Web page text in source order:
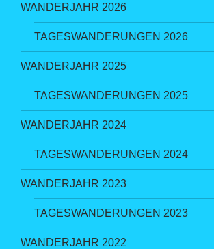
WANDERJAHR 2026
TAGESWANDERUNGEN 2026
WANDERJAHR 2025
TAGESWANDERUNGEN 2025
WANDERJAHR 2024
TAGESWANDERUNGEN 2024
WANDERJAHR 2023
TAGESWANDERUNGEN 2023
WANDERJAHR 2022